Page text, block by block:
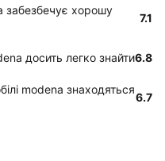
забезбечує хорошу
7.1
досить легко знайти6.8
modena знаходяться
6.7